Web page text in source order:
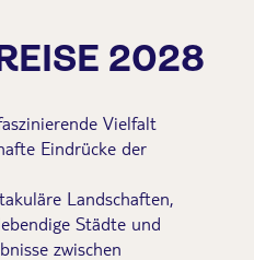
2028
Vielfalt
Eindrücke der
Landschaften,
Städte und
zwischen